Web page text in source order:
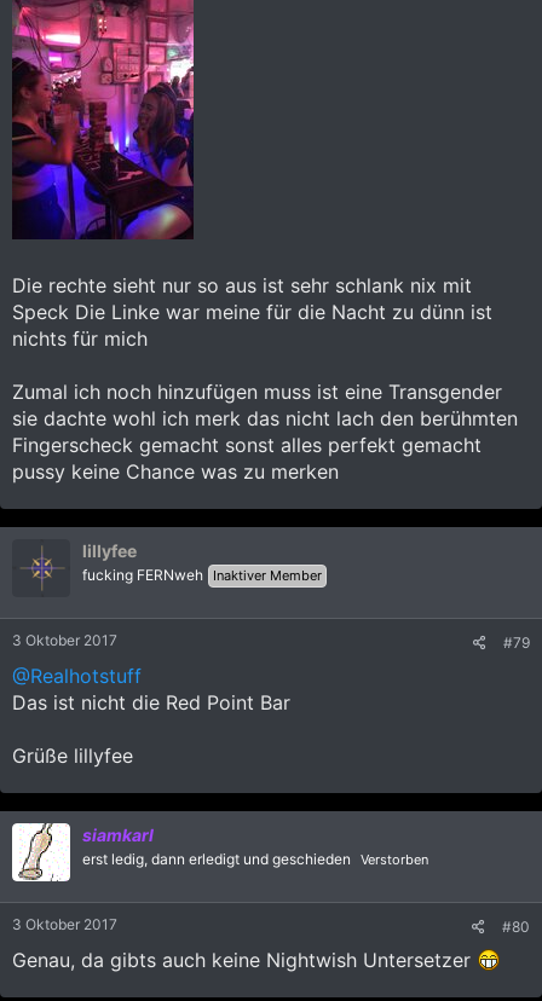
Die rechte sieht nur so aus ist sehr schlank nix mit
Speck Die Linke war meine für die Nacht zu dünn ist
nichts für mich
Zumal ich noch hinzufügen muss ist eine Transgender
sie dachte wohl ich merk das nicht lach den berühmten
Fingerscheck gemacht sonst alles perfekt gemacht
pussy keine Chance was zu merken
lillyfee
fucking FERNweh Inaktiver Member
3 Oktober 2017 #79
@Realhotstuff
Das ist nicht die Red Point Bar
Grüße lillyfee
siamkarl
erst ledig, dann erledigt und geschieden Verstorben
3 Oktober 2017 #80
Genau, da gibts auch keine Nightwish Untersetzer